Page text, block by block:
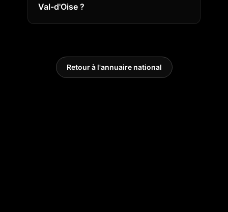
Val-d'Oise ?
Retour à l'annuaire national